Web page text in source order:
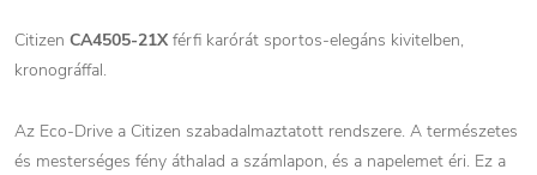
Citizen CA4505-21X férfi karórát sportos-elegáns kivitelben,
kronográffal.
Az Eco-Drive a Citizen szabadalmaztatott rendszere. A természetes
és mesterséges fény áthalad a számlapon, és a napelemet éri. Ez a